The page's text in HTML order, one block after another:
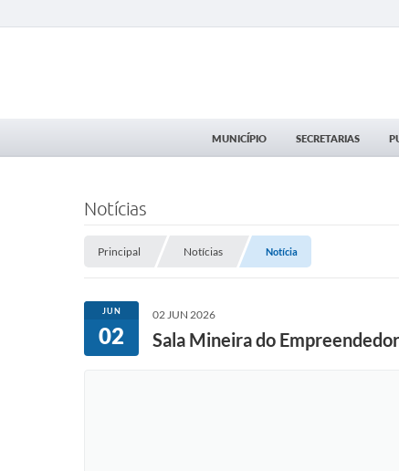
MUNICÍPIO SECRETARIAS
Notícias
Principal Notícias Notícia
JUN
02
02 JUN 2026
Sala Mineira do